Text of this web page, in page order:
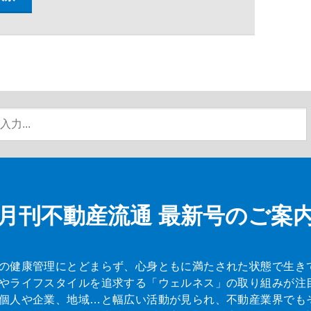
刊不動産流通 最新号のご案
健康管理にとどまらず、心身ともに満たされた状態で生き
ライフスタイルを追求する「ウェルネス」の取り組みが注
人や企業、地域…と幅広い活動が見られ、不動産業界でも